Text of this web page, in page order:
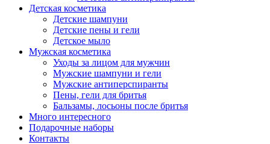
Детская косметика
Детские шампуни
Детские пены и гели
Детское мыло
Мужская косметика
Уходы за лицом для мужчин
Мужские шампуни и гели
Мужские антиперспиранты
Пены, гели для бритья
Бальзамы, лосьоны после бритья
Много интересного
Подарочные наборы
Контакты